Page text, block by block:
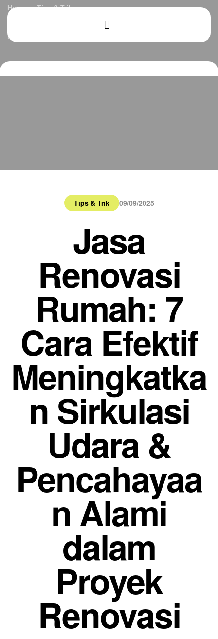
Home
Tips & Trik
Jasa Renovasi Rumah: 7 Cara Efektif Meningkatkan
Sirkulasi Udara & Pencahayaan Alami dalam Proyek
Renovasi
Tips & Trik 09/09/2025
Jasa
Renovasi
Rumah: 7
Cara Efektif
Meningkatka
n Sirkulasi
Udara &
Pencahayaa
n Alami
dalam
Proyek
Renovasi